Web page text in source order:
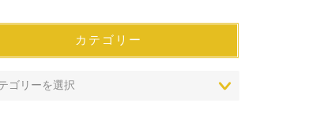
カテゴリー